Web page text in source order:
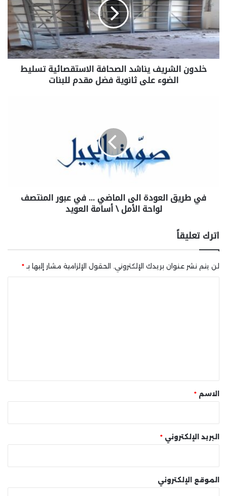
خلدون الشريف يناشد الصحافة الاستقصائية تسليط
الضوء على ثانوية فضل مقدم للبنات
في طريق العودة الى الماضي … في عبور المنتصف
لواحة الأمل \ أسامة العويد
اترك تعليقاً
لن يتم نشر عنوان بريدك الإلكتروني. الحقول الإلزامية مشار إليها بـ*
* الاسم *
البريد الإلكتروني *
الموقع الإلكتروني